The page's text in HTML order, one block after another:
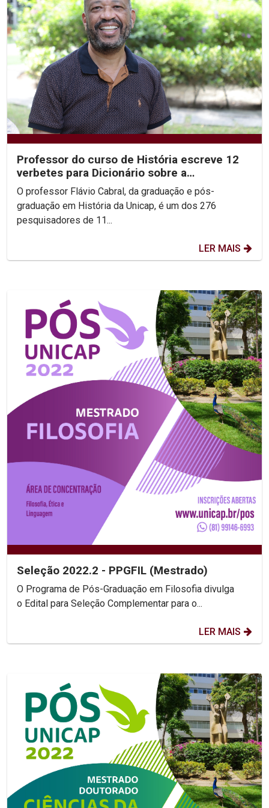
Professor do curso de História escreve 12
verbetes para Dicionário sobre a
Independência
O professor Flávio Cabral, da graduação e pós-
graduação em História da Unicap, é um dos 276
pesquisadores de 11...
LER MAIS
Seleção 2022.2 - PPGFIL (Mestrado)
O Programa de Pós-Graduação em Filosofia divulga
o Edital para Seleção Complementar para o...
LER MAIS